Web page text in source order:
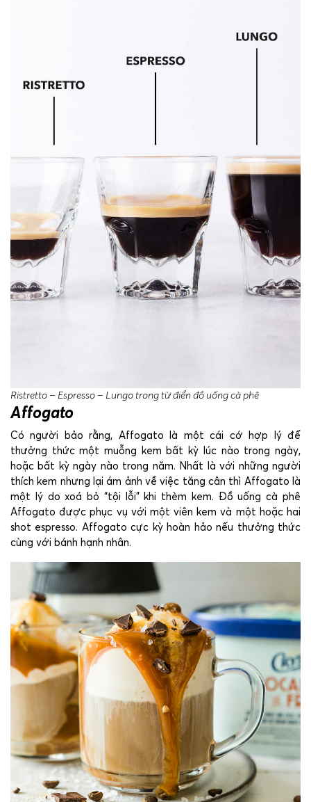
Ristretto – Espresso – Lungo trong từ điển đồ uống cà phê
Affogato
Có người bảo rằng, Affogato là một cái cớ hợp lý để
thưởng thức một muỗng kem bất kỳ lúc nào trong ngày,
hoặc bất kỳ ngày nào trong năm. Nhất là với những người
thích kem nhưng lại ám ảnh về việc tăng cân thì Affogato là
một lý do xoá bỏ “tội lỗi” khi thèm kem. Đồ uống cà phê
Affogato được phục vụ với một viên kem và một hoặc hai
shot espresso. Affogato cực kỳ hoàn hảo nếu thưởng thức
cùng với bánh hạnh nhân.